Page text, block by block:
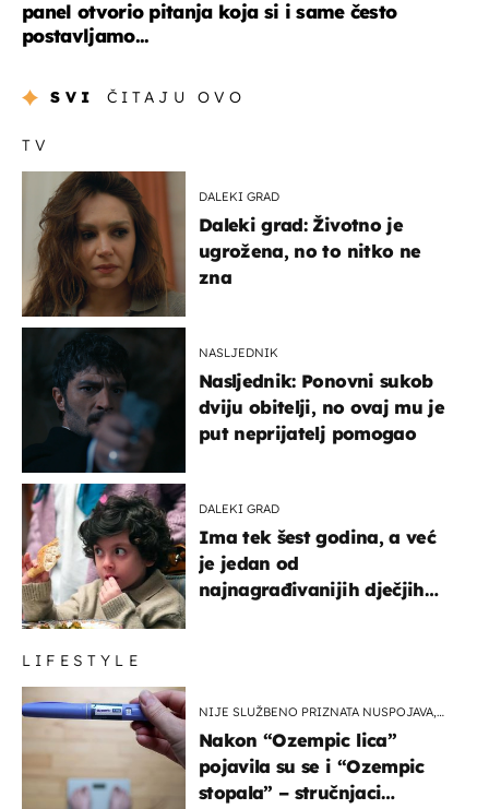
panel otvorio pitanja koja si i same često
postavljamo...
SVI ČITAJU OVO
TV
DALEKI GRAD
Daleki grad: Životno je
ugrožena, no to nitko ne
zna
NASLJEDNIK
Nasljednik: Ponovni sukob
dviju obitelji, no ovaj mu je
put neprijatelj pomogao
DALEKI GRAD
Ima tek šest godina, a već
je jedan od
najnagrađivanijih dječjih
LIFESTYLE
NIJE SLUŽBENO PRIZNATA NUSPOJAVA,
Nakon “Ozempic lica”
pojavila su se i “Ozempic
stopala” – stručnjaci